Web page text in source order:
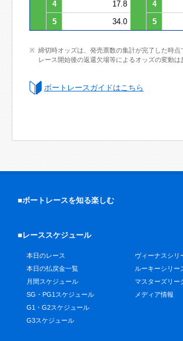
4 17.8 4
5
34.0 5
締切時オッズは、発売票数の集計が完了した時
レース開始後の返還欠場等によるオッズの変動は
ボートレースガイドはこちら
■ボートレースを知る楽しむ
■レーススケジュール
本日のレース
本日の払戻金一覧
月間スケジュール
SG・PG1スケジュール
G1・G2スケジュール
G3スケジュール
ヴィーナスシリ
ルーキーシリー
マスターズリー
メディア情報